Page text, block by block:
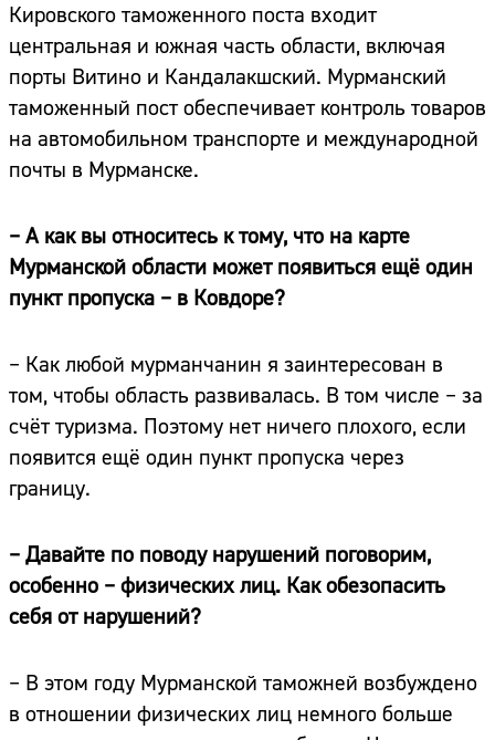
Кировского таможенного поста входит
центральная и южная часть области, включая
порты Витино и Кандалакшский. Мурманский
таможенный пост обеспечивает контроль товаров
на автомобильном транспорте и международной
почты в Мурманске.
– А как вы относитесь к тому, что на карте
Мурманской области может появиться ещё один
пункт пропуска – в Ковдоре?
– Как любой мурманчанин я заинтересован в
том, чтобы область развивалась. В том числе – за
счёт туризма. Поэтому нет ничего плохого, если
появится ещё один пункт пропуска через
границу.
– Давайте по поводу нарушений поговорим,
особенно – физических лиц. Как обезопасить
себя от нарушений?
– В этом году Мурманской таможней возбуждено
в отношении физических лиц немного больше
Сайт: